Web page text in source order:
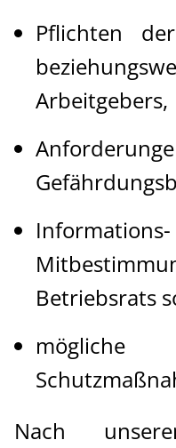
Pflichten
Arbeitgebers,
Betriebsrats
mögliche
Nach